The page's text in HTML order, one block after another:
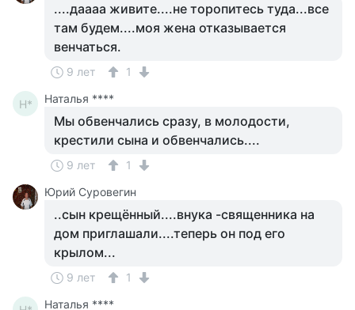
....даааа живите....не торопитесь туда...все
там будем....моя жена отказывается
венчаться.
9 лет 1
Н* Наталья ****
Мы обвенчались сразу, в молодости,
крестили сына и обвенчались....
9 лет
1
Юрий Суровегин
..сын крещённый....внука -священника на
дом приглашали....теперь он под его
крылом...
9 лет 1
Наталья ****